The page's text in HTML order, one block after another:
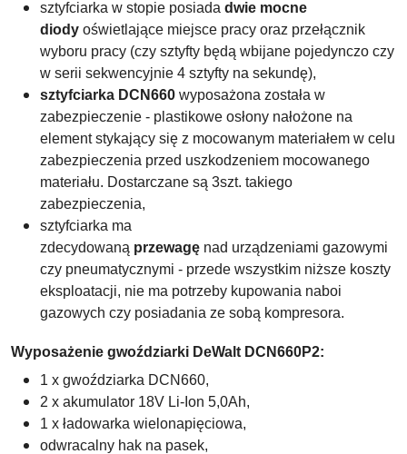
sztyfciarka w stopie posiada dwie mocne
diody oświetlające miejsce pracy oraz przełącznik
wyboru pracy (czy sztyfty będą wbijane pojedynczo czy
w serii sekwencyjnie 4 sztyfty na sekundę),
sztyfciarka DCN660 wyposażona została w
zabezpieczenie - plastikowe osłony nałożone na
element stykający się z mocowanym materiałem w celu
zabezpieczenia przed uszkodzeniem mocowanego
materiału. Dostarczane są 3szt. takiego
zabezpieczenia,
sztyfciarka ma
zdecydowaną przewagę nad urządzeniami gazowymi
czy pneumatycznymi - przede wszystkim niższe koszty
eksploatacji, nie ma potrzeby kupowania naboi
gazowych czy posiadania ze sobą kompresora.
Wyposażenie gwoździarki DeWalt DCN660P2:
1 x gwoździarka DCN660,
2 x akumulator 18V Li-Ion 5,0Ah,
1 x ładowarka wielonapięciowa,
odwracalny hak na pasek,